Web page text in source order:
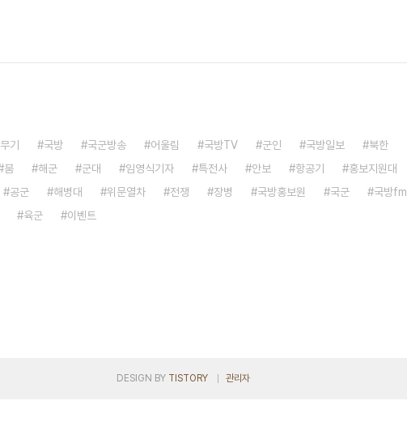
무기 국방 국군방송 어울림 국방TV 군인 국방일보
북한
붐 해군 군대 임영식기자 특전사 안보 항공기
홍보지원대
공군 해병대 위문열차 전쟁 장병 국방홍보원 국군
국방fm
육군 이벤트
DESIGN BY TISTORY 관리자